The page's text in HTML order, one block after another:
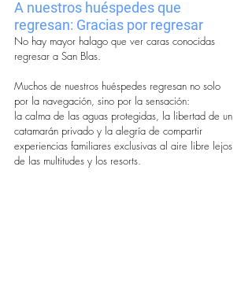
A nuestros huéspedes que
regresan: Gracias por regresar
No hay mayor halago que ver caras conocidas
regresar a San Blas.
Muchos de nuestros huéspedes regresan no solo
por la navegación, sino por la sensación:
la calma de las aguas protegidas, la libertad de un
catamarán privado y la alegría de compartir
experiencias familiares exclusivas al aire libre lejos
de las multitudes y los resorts.